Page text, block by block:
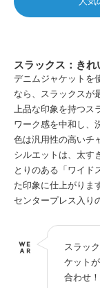
スラックス：き
デニムジャケットを
なら、スラックスが
上品な印象を持つ
ワーク感を中和し、
色は汎用性の高いチ
シルエットは、太す
とりのある「ワイド
た印象に仕上がりま
センタープレス入り
スラッ
ケット
合わせ！